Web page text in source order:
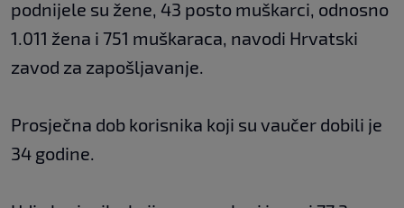
podnijele su žene, 43 posto muškarci, odnosno
1.011 žena i 751 muškaraca, navodi Hrvatski
zavod za zapošljavanje.
Prosječna dob korisnika koji su vaučer dobili je
34 godine.